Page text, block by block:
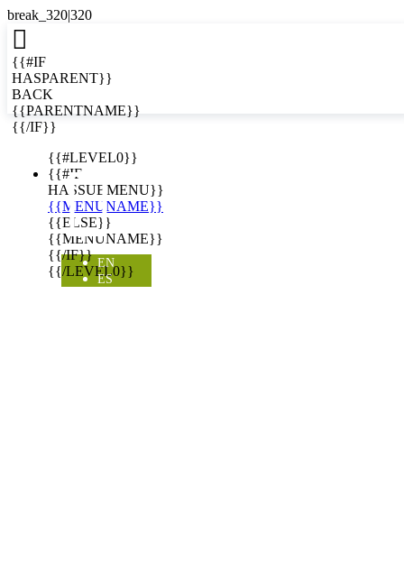

{{#IF
HASPARENT}}
BACK
{{PARENTNAME}}
{{/IF}}
{{#LEVEL0}}
{{#IF
HASSUBMENU}}
{{MENUNAME}}
{{ELSE}}
{{MENUNAME}}
{{/IF}}
{{/LEVEL0}}

EN
ES